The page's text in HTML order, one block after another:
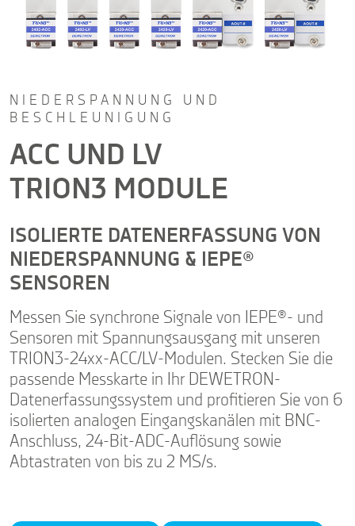
NIEDERSPANNUNG UND
BESCHLEUNIGUNG
ACC UND LV
TRION3 MODULE
ISOLIERTE DATENERFASSUNG VON
NIEDERSPANNUNG & IEPE®
SENSOREN
Messen Sie synchrone Signale von IEPE®- und
Sensoren mit Spannungsausgang mit unseren
TRION3-24xx-ACC/LV-Modulen. Stecken Sie die
passende Messkarte in Ihr DEWETRON-
Datenerfassungssystem und profitieren Sie von 6
isolierten analogen Eingangskanälen mit BNC-
Anschluss, 24-Bit-ADC-Auflösung sowie
Abtastraten von bis zu 2 MS/s.